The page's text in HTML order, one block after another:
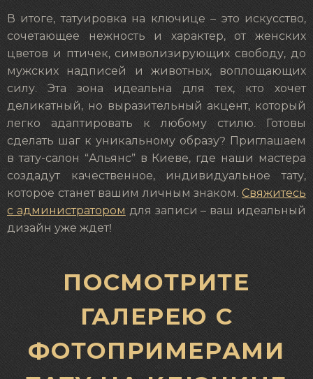
В итоге, татуировка на ключице – это искусство,
сочетающее нежность и характер, от женских
цветов и птичек, символизирующих свободу, до
мужских надписей и животных, воплощающих
силу. Эта зона идеальна для тех, кто хочет
деликатный, но выразительный акцент, который
легко адаптировать к любому стилю. Готовы
сделать шаг к уникальному образу? Приглашаем
в тату-салон “Альянс” в Киеве, где наши мастера
создадут качественное, индивидуальное тату,
которое станет вашим личным знаком.Свяжитесь
с администратором для записи – ваш идеальный
дизайн уже ждет!
ПОСМОТРИТЕ
ГАЛЕРЕЮ С
ФОТОПРИМЕРАМИ